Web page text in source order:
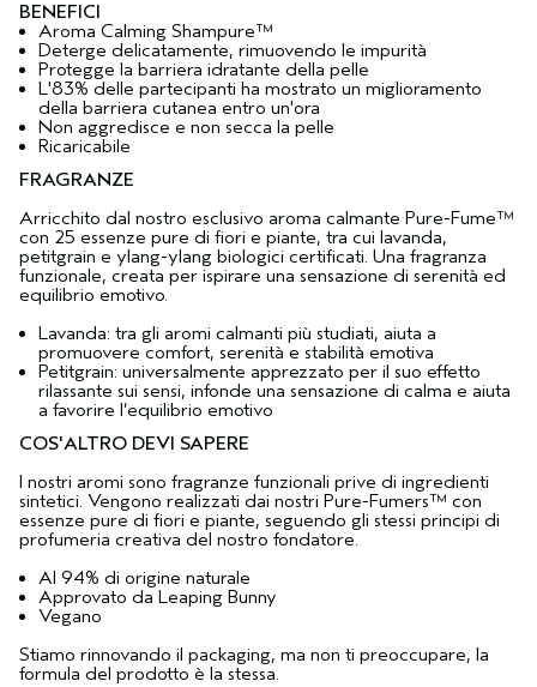
BENEFICI
Aroma Calming Shampure™
Deterge delicatamente, rimuovendo le impurità
Protegge la barriera idratante della pelle
L'83% delle partecipanti ha mostrato un miglioramento
della barriera cutanea entro un'ora
Non aggredisce e non secca la pelle
Ricaricabile
FRAGRANZE
Arricchito dal nostro esclusivo aroma calmante Pure-Fume™
con 25 essenze pure di fiori e piante, tra cui lavanda,
petitgrain e ylang-ylang biologici certificati. Una fragranza
funzionale, creata per ispirare una sensazione di serenità ed
equilibrio emotivo.
Lavanda: tra gli aromi calmanti più studiati, aiuta a
promuovere comfort, serenità e stabilità emotiva
Petitgrain: universalmente apprezzato per il suo effetto
rilassante sui sensi, infonde una sensazione di calma e aiuta
a favorire l’equilibrio emotivo
COS'ALTRO DEVI SAPERE
I nostri aromi sono fragranze funzionali prive di ingredienti
sintetici. Vengono realizzati dai nostri Pure-Fumers™ con
essenze pure di fiori e piante, seguendo gli stessi principi di
profumeria creativa del nostro fondatore.
Al 94% di origine naturale
Approvato da Leaping Bunny
Vegano
Stiamo rinnovando il packaging, ma non ti preoccupare, la
formula del prodotto è la stessa.